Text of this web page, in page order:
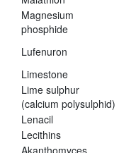
Magnesium
phosphide
Lufenuron
Limestone
Lime sulphur
(calcium polysulphid)
Lenacil
Lecithins